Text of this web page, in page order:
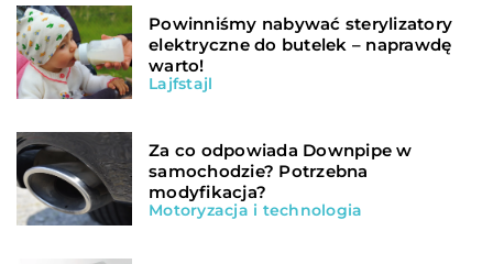
Powinniśmy nabywać sterylizatory
elektryczne do butelek – naprawdę
warto!
Lajfstajl
Za co odpowiada Downpipe w
samochodzie? Potrzebna
modyfikacja?
Motoryzacja i technologia